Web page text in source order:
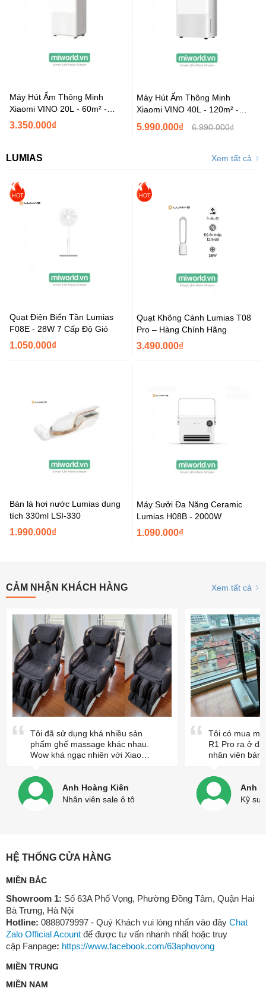
Máy Hút Ẩm Thông Minh
Xiaomi VINO 20L - 60m² -
Hàng Phân Phối Chính Hãng
3.350.000₫
Máy Hút Ẩm Thông Minh
Xiaomi VINO 40L - 120m² -
Hàng Phân Phối Chính Hãng
5.990.000₫ 6.990.000₫
LUMIAS Xem tất cả
HOT
Quạt Điện Biến Tần Lumias
F08E - 28W 7 Cấp Độ Gió
1.050.000₫
HOT
Quạt Không Cánh Lumias T08
Pro – Hàng Chính Hãng
3.490.000₫
Bàn là hơi nước Lumias dung
tích 330ml LSI-330
1.990.000₫
Máy Sưởi Đa Năng Ceramic
Lumias H08B - 2000W
1.090.000₫
CẢM NHẬN KHÁCH HÀNG Xem tất cả
Tôi đã sử dụng khá nhiều sản
phẩm ghế massage khác nhau.
Wow khá ngạc nhiên với Xiaomi
Tôi đã đến cửa hàng trải nghiệm
và hoàn toàn bị chinh phục bởi
chiếc ghế massage Joypal AI
đặt tận nơi cho mình.
Anh Hoàng Kiên
Nhân viên sale ô tô
Tôi có mua
R1 Pro ra ở
nhân viên bán
rất là yên tâm.
Anh
Kỹ sư
HỆ THỐNG CỬA HÀNG
MIỀN BẮC
Showroom 1: Số 63A Phố Vọng, Phường Đồng Tâm, Quận Hai
Bà Trưng, Hà Nội
Hotline: 0888079997 - Quý Khách vui lòng nhấn vào đây Chat
Zalo Official Acount để được tư vấn nhanh nhất hoặc truy
cập Fanpage: https://www.facebook.com/63aphovong
MIỀN TRUNG
MIỀN NAM